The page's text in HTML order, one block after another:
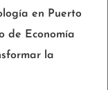
en Puerto
de Economía
la